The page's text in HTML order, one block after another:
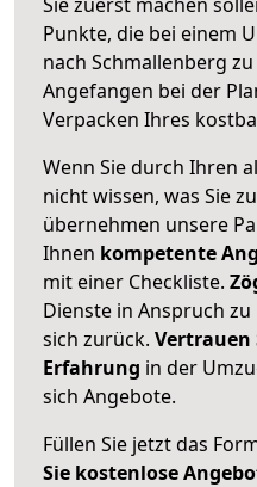
Punkte, die bei einem
nach Schmallenberg
Angefangen bei der
Verpacken Ihres
Wenn Sie durch Ihren
nicht wissen, was Sie
übernehmen unsere
Ihnen kompetente
mit einer Checkliste.
Dienste in Anspruch
sich zurück. Vertrauen
Erfahrung in der
sich Angebote.
Füllen Sie jetzt das
Sie kostenlose